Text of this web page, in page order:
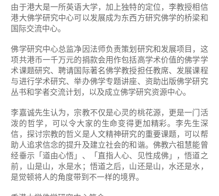
由于港大是一所英语大学，加上独特的定位，李教授相信
港大佛学研究中心可以发展成为东西方研究佛学的桥梁和
国际交流中心。
佛学研究中心总监净因法师负责策划研究和发展项目，这
项共港币一千万元的捐款会用作包括高学术价值的佛学学
术课题研究、聘请国际著名佛学教授担任教席、发展课程
与进行学术研究、举办佛学专题讲座、资助出版佛学研究
丛书和学者交流计划，以及成立佛学研究资源中心。
李嘉诚先生认为，宗教不仅是心灵的桃花源，更是一门活
泼的哲学，可以令大家的生命变得更加精彩。李先生深
信，探讨宗教的哲义是人文精神研究的重要课题，可以帮
助人追求信念的提升及建立社会的和谐。佛教六祖慧能曾
经垂示「道由心悟」、「直指人心、见性成佛」，悟道之
前，山是山，水是水；悟道之后，山还是山，水还是水，
是觉顿将人的角度带到不一样的境界。